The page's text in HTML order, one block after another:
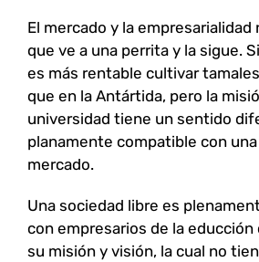
El mercado y la
que ve a una perrita y la sigue.
es más rentable cultivar
que en la Antártida, pero la
universidad tiene un sentido
planamente compatible con
mercado.
Una sociedad libre es
con empresarios de la
su misión y visión, la cual no